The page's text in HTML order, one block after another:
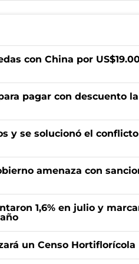
con China por
pagar con descuento
y se solucionó el
amenaza con
1,6% en julio y
un Censo Hortiflorícola